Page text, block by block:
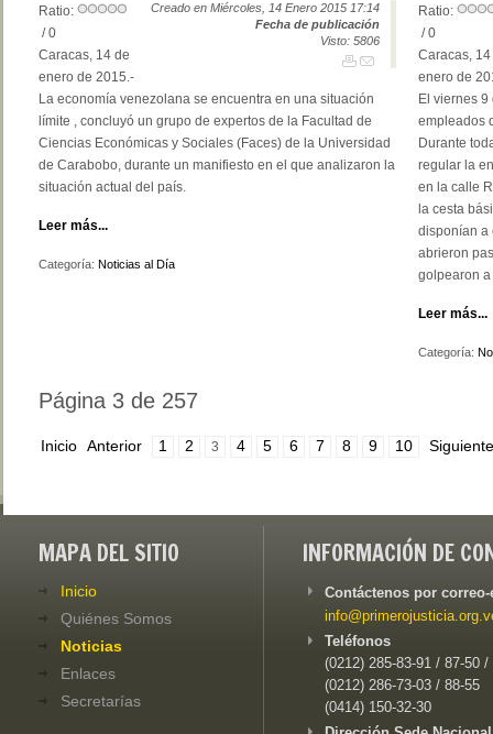
Creado en Miércoles, 14 Enero 2015 17:14
Fecha de publicación
Visto: 5806
Ratio:
/ 0
Caracas, 14 de
enero de 2015.-
La economía venezolana se encuentra en una situación
límite , concluyó un grupo de expertos de la Facultad de
Ciencias Económicas y Sociales (Faces) de la Universidad
de Carabobo, durante un manifiesto en el que analizaron la
situación actual del país.
Leer más...
Categoría: Noticias al Día
Ratio:
/ 0
Caracas,
enero de
El viernes
empleados
Durante
regular la
en la calle
la cesta
disponían a
abrieron
golpearon
Leer más...
Categoría:
Página 3 de 257
Inicio Anterior 1 2 3 4 5 6 7 8 9 10 Siguiente
MAPA DEL SITIO
Inicio
Quiénes Somos
Noticias
Enlaces
Secretarías
INFORMACIÓN DE
Contáctenos por
Teléfonos
(0212) 285-83-91 / 87-50 /
(0212) 286-73-03 / 88-55
(0414) 150-32-30